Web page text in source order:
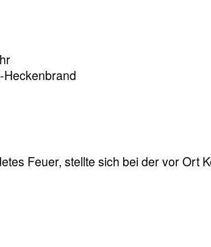
Heckenbrand
Feuer, stellte sich bei der vor Ort